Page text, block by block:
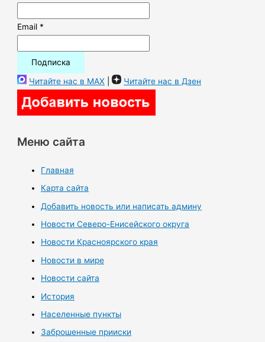
Email *
Читайте нас в MAX | Читайте нас в Дзен
Меню сайта
Главная
Карта сайта
Добавить новость или написать админу
Новости Северо-Енисейского округа
Новости Красноярского края
Новости в мире
Новости сайта
История
Населенные пункты
Заброшенные прииски